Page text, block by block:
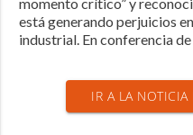
está generando perjuicios
industrial. En conferencia de
IR A LA